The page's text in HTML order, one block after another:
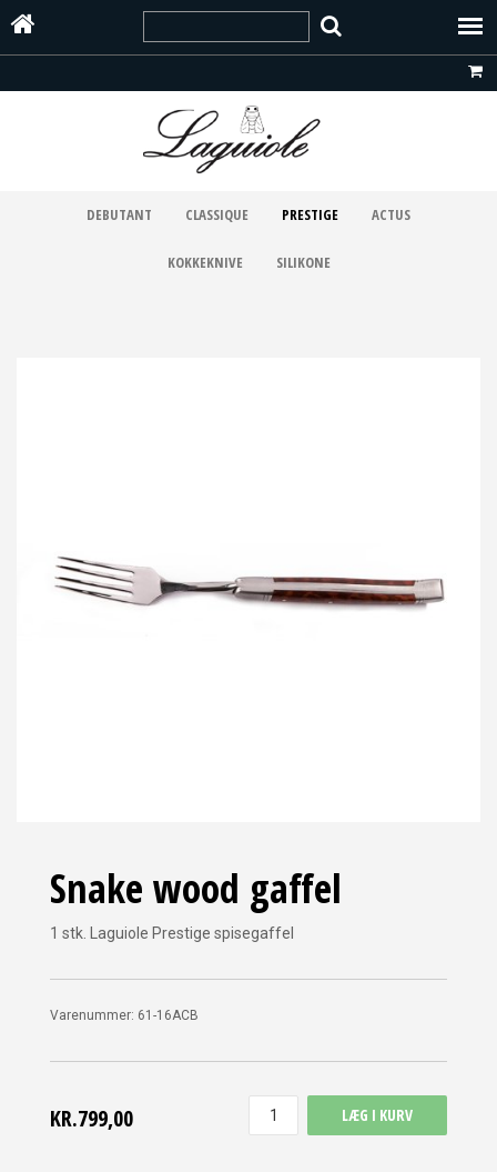
DEBUTANT CLASSIQUE PRESTIGE ACTUS
KOKKEKNIVE SILIKONE
Snake wood gaffel
1 stk. Laguiole Prestige spisegaffel
Varenummer: 61-16ACB
KR.799,00 LÆG I KURV